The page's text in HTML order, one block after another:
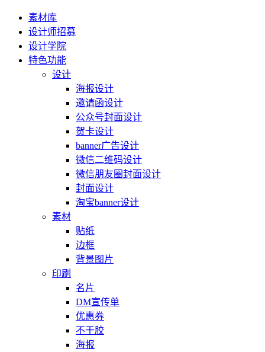
素材库
设计师招募
设计学院
特色功能
设计
海报设计
邀请函设计
公众号封面设计
贺卡设计
banner广告设计
微信二维码设计
微信朋友圈封面设计
封面设计
淘宝banner设计
素材
贴纸
边框
背景图片
印刷
名片
DM宣传单
优惠券
不干胶
海报